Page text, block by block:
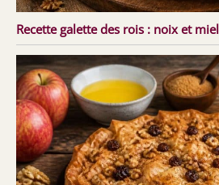
Recette galette des rois : noix et miel